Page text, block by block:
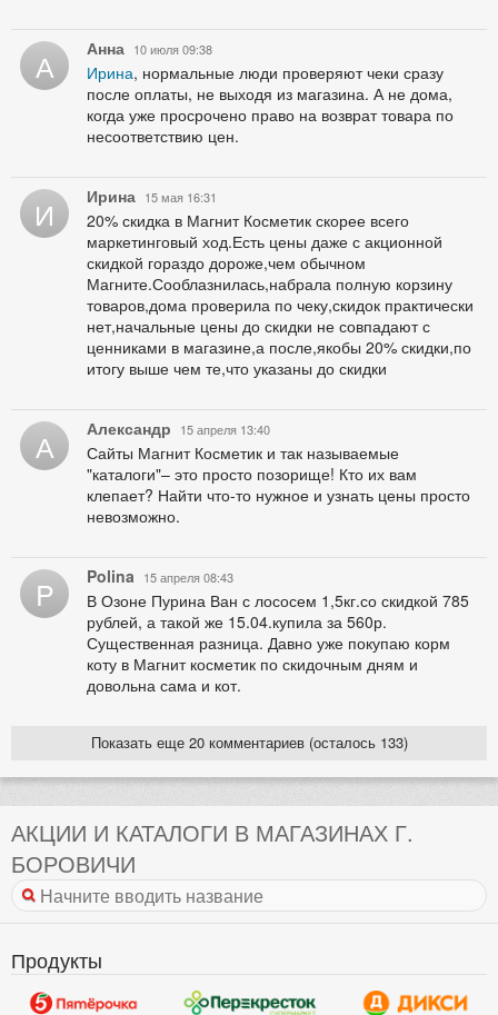
А Анна 10 июля 09:38
Ирина, нормальные люди проверяют чеки сразу
после оплаты, не выходя из магазина. А не дома,
когда уже просрочено право на возврат товара по
несоответствию цен.
И Ирина 15 мая 16:31
20% скидка в Магнит Косметик скорее всего
маркетинговый ход.Есть цены даже с акционной
скидкой гораздо дороже,чем обычном
Магните.Сооблазнилась,набрала полную корзину
товаров,дома проверила по чеку,скидок практически
нет,начальные цены до скидки не совпадают с
ценниками в магазине,а после,якобы 20% скидки,по
итогу выше чем те,что указаны до скидки
А Александр 15 апреля 13:40
Сайты Магнит Косметик и так называемые
"каталоги"– это просто позорище! Кто их вам
клепает? Найти что-то нужное и узнать цены просто
невозможно.
P Polina 15 апреля 08:43
В Озоне Пурина Ван с лососем 1,5кг.со скидкой 785
рублей, а такой же 15.04.купила за 560р.
Существенная разница. Давно уже покупаю корм
коту в Магнит косметик по скидочным дням и
довольна сама и кот.
Показать еще 20 комментариев (осталось 133)
АКЦИИ И КАТАЛОГИ В МАГАЗИНАХ Г.
БОРОВИЧИ
Продукты